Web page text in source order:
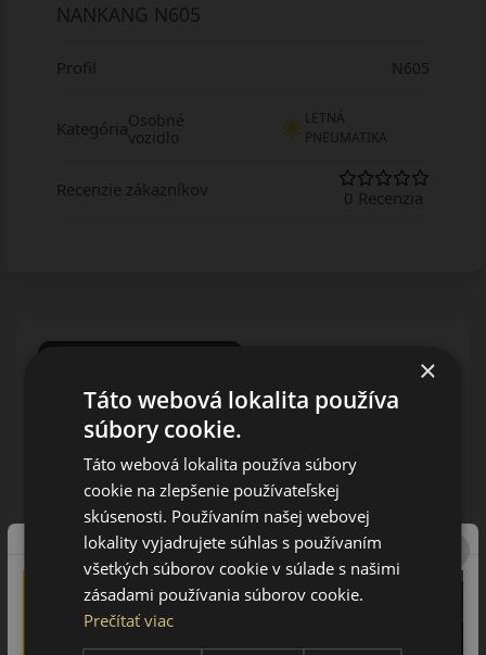
NANKANG N605
Profil N605
KategóriaOsobné
vozidlo
LETNÁ
PNEUMATIKA
Recenzie zákazníkov 0 Recenzia
LETNÁ PNEUMATIKA
N-605
205/70R15 (95) H
×
Táto webová lokalita používa
súbory cookie.
Táto webová lokalita používa súbory
cookie na zlepšenie používateľskej
skúsenosti. Používaním našej webovej
lokality vyjadrujete súhlas s používaním
všetkých súborov cookie v súlade s našimi
zásadami používania súborov cookie.
Prečítať viac